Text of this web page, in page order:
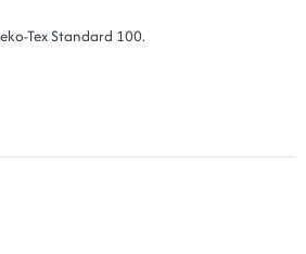
Tex Standard 100.